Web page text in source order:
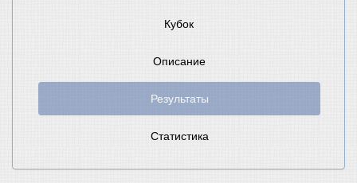
Кубок
Описание
Результаты
Статистика